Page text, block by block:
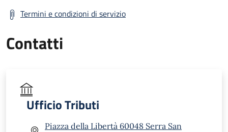
Termini e condizioni di servizio
Contatti
Ufficio Tributi
Piazza della Libertà 60048 Serra San